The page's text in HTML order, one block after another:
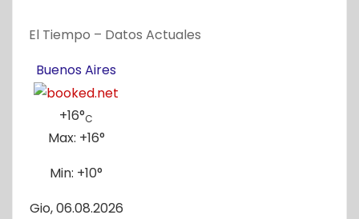
El Tiempo – Datos Actuales
Buenos Aires
+16°C
Max: +16°
Min: +10°
Gio, 06.08.2026